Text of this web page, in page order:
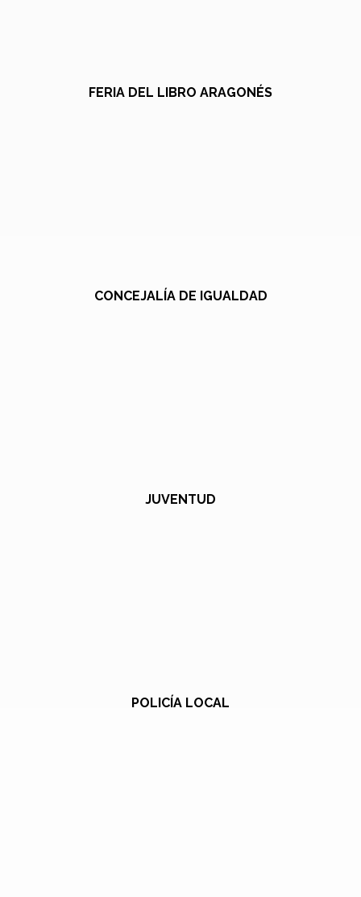
FERIA DEL LIBRO ARAGONÉS
CONCEJALÍA DE IGUALDAD
JUVENTUD
POLICÍA LOCAL